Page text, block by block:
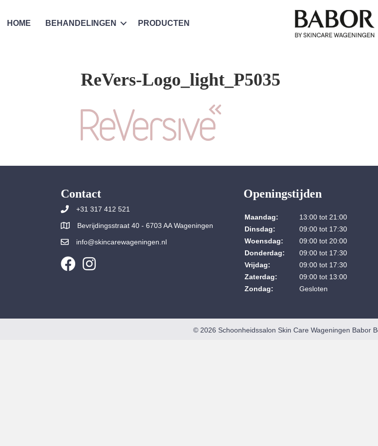
HOME BEHANDELINGEN PRODUCTEN
ReVers-Logo_light_P5035
Contact
+31 317 412 521
Bevrijdingsstraat 40 - 6703 AA Wageningen
info@skincarewageningen.nl
Openingstijden
Maandag:
13:00 tot 21:00
Dinsdag:
09:00 tot 17:30
Woensdag:
09:00 tot 20:00
Donderdag:
09:00 tot 17:30
Vrijdag:
09:00 tot 17:30
Zaterdag:
09:00 tot 13:00
Zondag:
Gesloten
© 2026 Schoonheidssalon Skin Care Wageningen Babor